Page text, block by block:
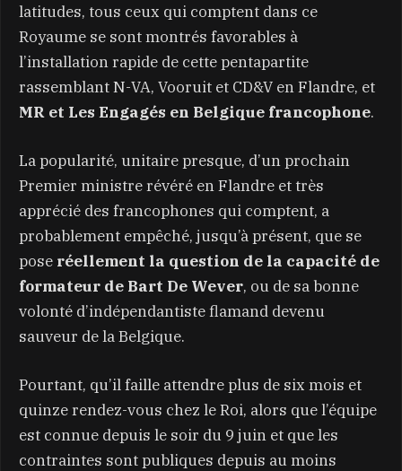
latitudes, tous ceux qui comptent dans ce
Royaume se sont montrés favorables à
l’installation rapide de cette pentapartite
rassemblant N-VA, Vooruit et CD&V en Flandre, et
MR et Les Engagés en Belgique francophone.
La popularité, unitaire presque, d’un prochain
Premier ministre révéré en Flandre et très
apprécié des francophones qui comptent, a
probablement empêché, jusqu’à présent, que se
pose réellement la question de la capacité de
formateur de Bart De Wever, ou de sa bonne
volonté d’indépendantiste flamand devenu
sauveur de la Belgique.
Pourtant, qu’il faille attendre plus de six mois et
quinze rendez-vous chez le Roi, alors que l’équipe
est connue depuis le soir du 9 juin et que les
contraintes sont publiques depuis au moins